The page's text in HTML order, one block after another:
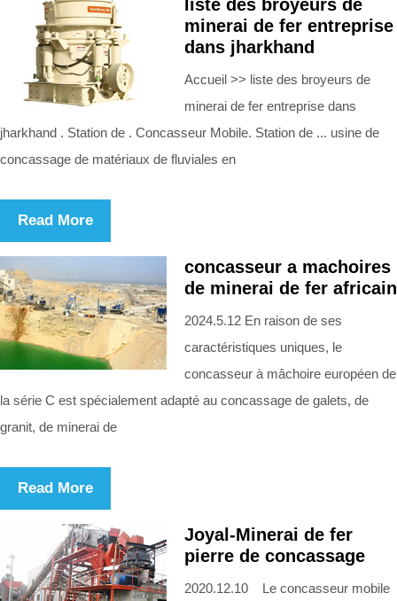
liste des broyeurs de
minerai de fer entreprise
dans jharkhand
Accueil >> liste des broyeurs de
minerai de fer entreprise dans
jharkhand . Station de . Concasseur Mobile. Station de ... usine de
concassage de matériaux de fluviales en
Read More
concasseur a machoires
de minerai de fer africain
2024.5.12 En raison de ses
caractéristiques uniques, le
concasseur à mâchoire européen de
la série C est spécialement adapté au concassage de galets, de
granit, de minerai de
Read More
Joyal-Minerai de fer
pierre de concassage
2020.12.10 Le concasseur mobile